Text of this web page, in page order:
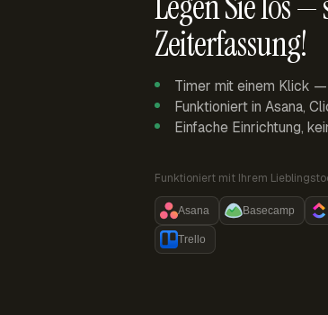
Zeiterfassung!
Timer mit einem Klick
Funktioniert in Asana,
Einfache Einrichtung,
Funktioniert mit Ihrem
Asana Basecamp
Trello